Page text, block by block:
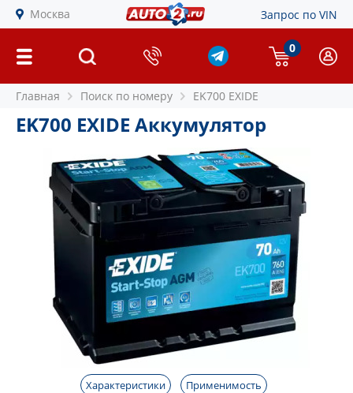
Москва Запрос по VIN
0
Главная Поиск по номеру EK700 EXIDE
EK700 EXIDE Аккумулятор
Характеристики Применимость